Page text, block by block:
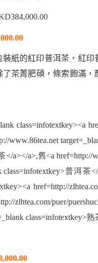
裝紙的紅印普洱茶 ，紅
了茶菁肥碩，條索飽滿